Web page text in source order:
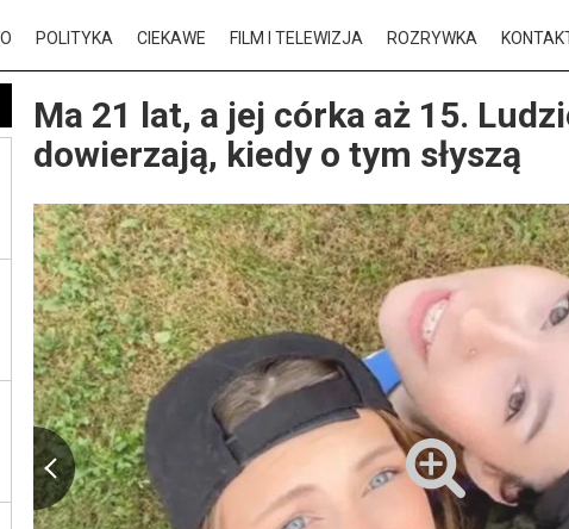
POLITYKA CIEKAWE FILM I TELEWIZJA ROZRYWKA
Ma 21 lat, a jej córka aż 15.
dowierzają, kiedy o tym słyszą